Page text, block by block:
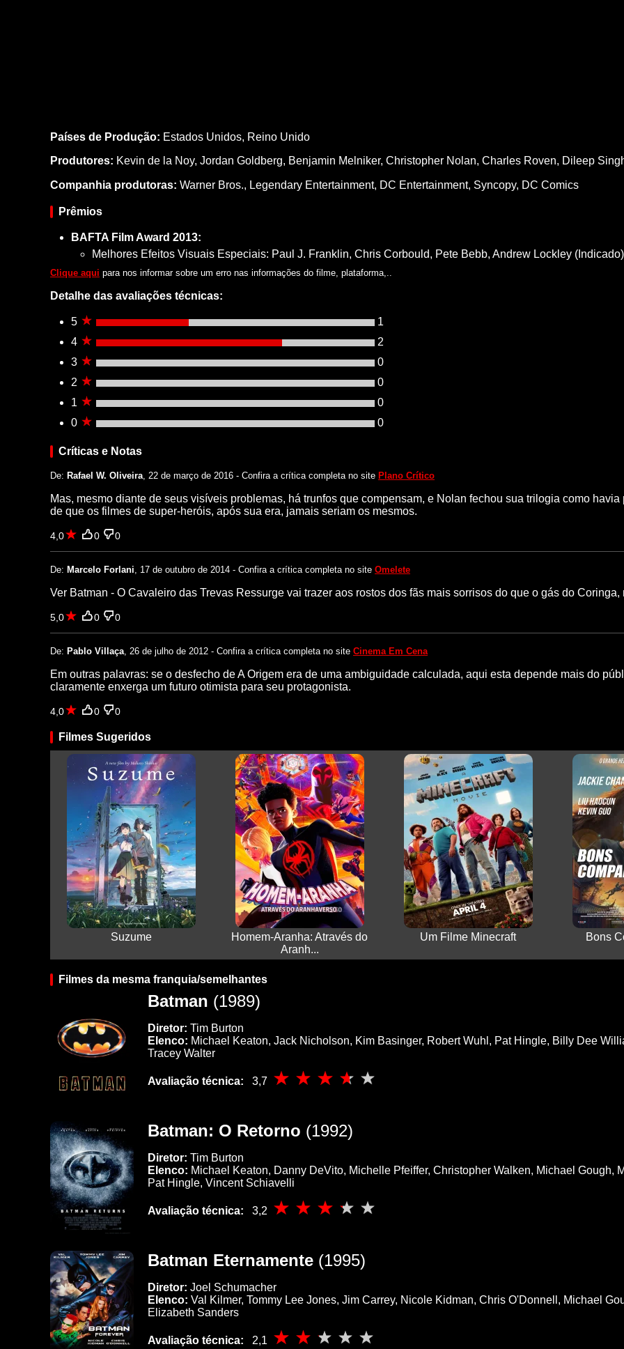
Países de Produção: Estados Unidos, Reino Unido
Produtores: Kevin de la Noy, Jordan Goldberg, Benjamin Melniker, Christopher Nolan, Charles Roven, Dileep
Companhia produtoras: Warner Bros., Legendary Entertainment, DC Entertainment, Syncopy, DC Comics
Prêmios
BAFTA Film Award 2013:
Melhores Efeitos Visuais Especiais: Paul J. Franklin, Chris Corbould, Pete Bebb, Andrew Lockley (Indicado)
Clique aqui para nos informar sobre um erro nas informações do filme, plataforma,..
Detalhe das avaliações técnicas:
5
1
4
2
3
0
2
0
1
0
0
0
Críticas e Notas
De: Rafael W. Oliveira, 22 de março de 2016 - Confira a crítica completa no site Plano Crítico
Mas, mesmo diante de seus visíveis problemas, há trunfos que compensam, e Nolan fechou sua trilogia como
de que os filmes de super-heróis, após sua era, jamais seriam os mesmos.
4,0 0 0
De: Marcelo Forlani, 17 de outubro de 2014 - Confira a crítica completa no site Omelete
Ver Batman - O Cavaleiro das Trevas Ressurge vai trazer aos rostos dos fãs mais sorrisos do que o gás do
5,0 0 0
De: Pablo Villaça, 26 de julho de 2012 - Confira a crítica completa no site Cinema Em Cena
Em outras palavras: se o desfecho de A Origem era de uma ambiguidade calculada, aqui esta depende mais do
claramente enxerga um futuro otimista para seu protagonista.
4,0 0 0
Filmes Sugeridos
Suzume
Homem-Aranha: Através do
Aranh...
Um Filme Minecraft Bons
Filmes da mesma franquia/semelhantes
Batman (1989)
Diretor: Tim Burton
Elenco: Michael Keaton, Jack Nicholson, Kim Basinger, Robert Wuhl, Pat Hingle, Billy Dee
Tracey Walter
Avaliação técnica: 3,7
Batman: O Retorno (1992)
Diretor: Tim Burton
Elenco: Michael Keaton, Danny DeVito, Michelle Pfeiffer, Christopher Walken, Michael Gough,
Pat Hingle, Vincent Schiavelli
Avaliação técnica: 3,2
Batman Eternamente (1995)
Diretor: Joel Schumacher
Elenco: Val Kilmer, Tommy Lee Jones, Jim Carrey, Nicole Kidman, Chris O'Donnell, Michael
Elizabeth Sanders
Avaliação técnica: 2,1